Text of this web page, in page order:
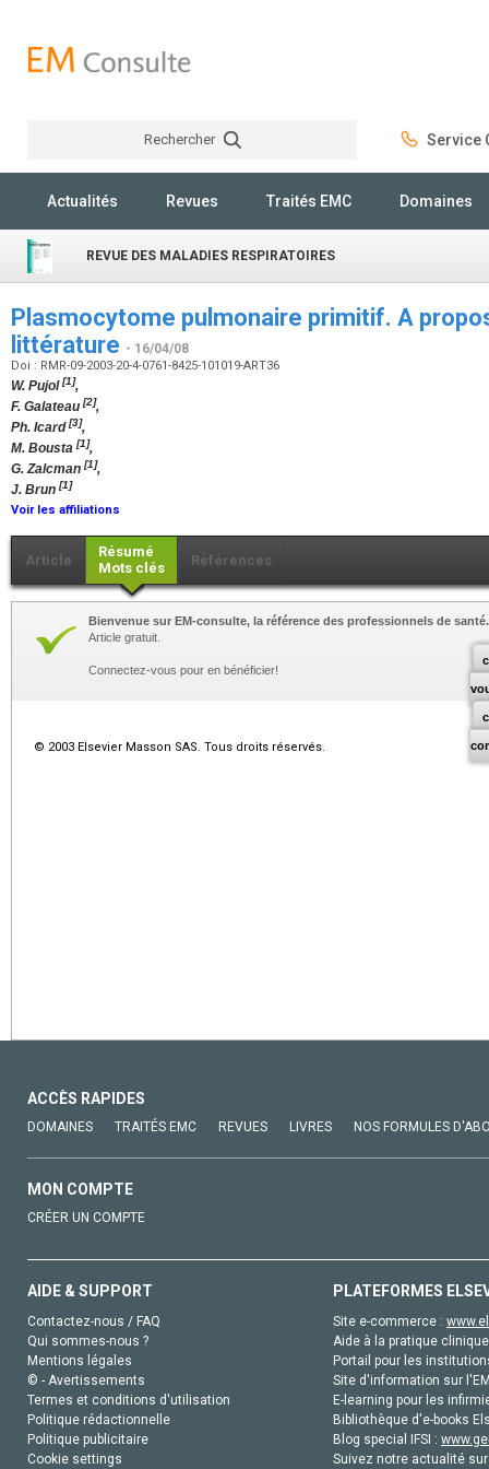
Rechercher Service
Actualités Revues Traités EMC Domaines
REVUE DES MALADIES RESPIRATOIRES
Plasmocytome pulmonaire primitif. A
littérature - 16/04/08
Doi : RMR-09-2003-20-4-0761-8425-101019-ART36
W. Pujol[1],
F. Galateau [2],
Ph. Icard[3],
M. Bousta [1],
G. Zalcman [1],
J. Brun [1]
Voir les affiliations
Article
Résumé
Mots clés
Références
Bienvenue sur EM-consulte, la référence des professionnels de santé.
Article gratuit.
Connectez-vous pour en bénéficier!
© 2003 Elsevier Masson SAS. Tous droits réservés.
ACCÈS RAPIDES
DOMAINES TRAITÉS EMC REVUES LIVRES NOS FORMULES
MON COMPTE
CRÉER UN COMPTE
AIDE & SUPPORT
Contactez-nous / FAQ
Qui sommes-nous ?
Mentions légales
© - Avertissements
Termes et conditions d'utilisation
Politique rédactionnelle
Politique publicitaire
Cookie settings
PLATEFORMES
Site e-commerce :
Aide à la pratique
Portail pour les
Site d'information sur
E-learning pour les
Bibliothèque d'e-books
Blog special IFSI :
Suivez notre actualité